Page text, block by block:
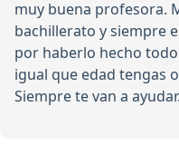
muy buena profesora.
bachillerato y siempre
por haberlo hecho
igual que edad tengas
Siempre te van a ayudar.